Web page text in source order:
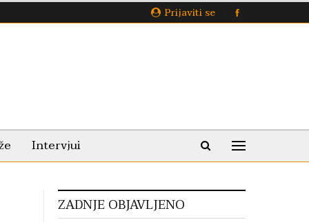
Prijaviti se
Intervjui
ZADNJE OBJAVLJENO